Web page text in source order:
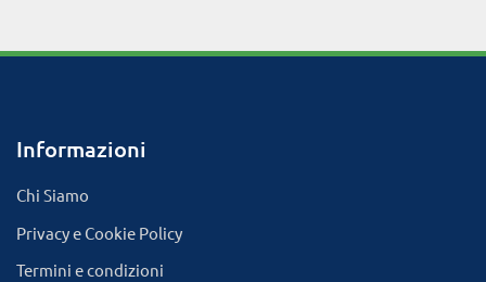
Informazioni
Chi Siamo
Privacy e Cookie Policy
Termini e condizioni